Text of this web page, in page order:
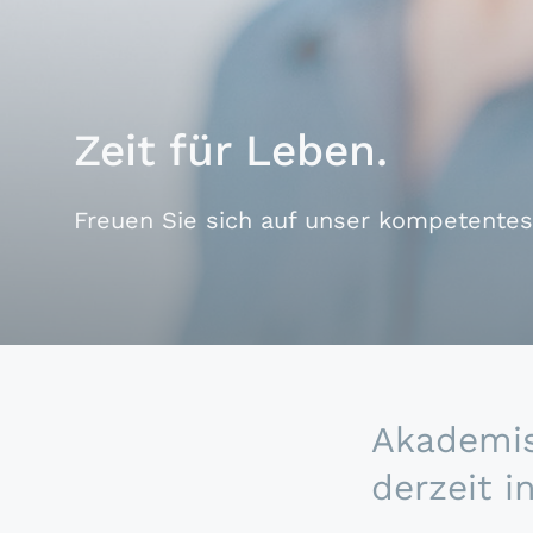
Zeit für Leben.
Freuen Sie sich auf unser kompetentes
derzeit